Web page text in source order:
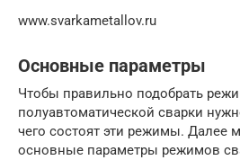
www.svarkametallov.ru
Основные параметры
Чтобы правильно подобрать
полуавтоматической сварки
чего состоят эти режимы. Далее
основные параметры режимов